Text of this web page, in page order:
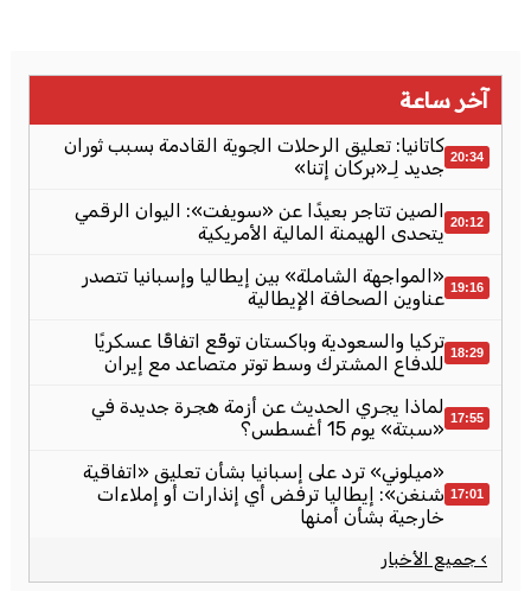
آخر ساعة
20:34 كاتانيا: تعليق الرحلات الجوية القادمة بسبب ثوران
جديد لِـ«بركان إتنا»
20:12 الصين تتاجر بعيدًا عن «سويفت»: اليوان الرقمي
يتحدى الهيمنة المالية الأمريكية
19:16 «المواجهة الشاملة» بين إيطاليا وإسبانيا تتصدر
عناوين الصحافة الإيطالية
18:29 تركيا والسعودية وباكستان توقّع اتفاقًا عسكريًا
للدفاع المشترك وسط توتر متصاعد مع إيران
17:55 لماذا يجري الحديث عن أزمة هجرة جديدة في
«سبتة» يوم 15 أغسطس؟
17:01
«ميلوني» ترد على إسبانيا بشأن تعليق «اتفاقية
شنغن»: إيطاليا ترفض أي إنذارات أو إملاءات
خارجية بشأن أمنها
› جميع الأخبار